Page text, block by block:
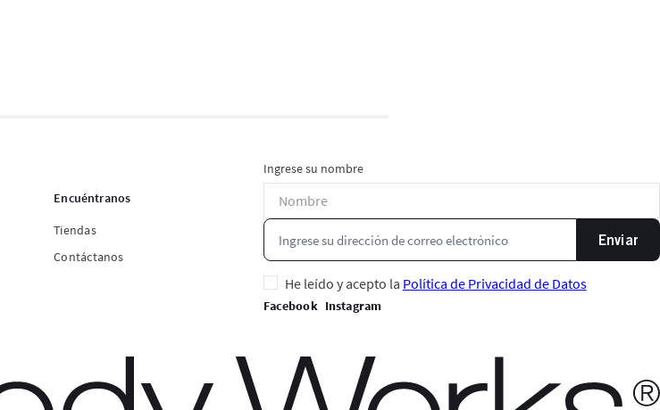
Encuéntranos
Tiendas
Contáctanos
Ingrese su nombre
Enviar
He leído y acepto la Política de Privacidad de Datos